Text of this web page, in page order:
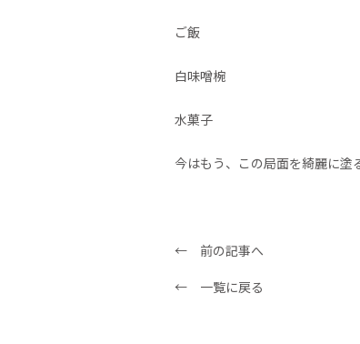
ご飯
白味噌椀
水菓子
今はもう、この局面を綺麗に塗
← 前の記事へ
← 一覧に戻る